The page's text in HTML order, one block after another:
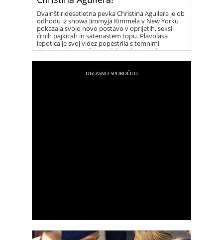
Dvainštiridesetletna pevka Christina Aguilera je ob
odhodu iz showa Jimmyja Kimmela v New Yorku
pokazala svojo novo postavo v oprijetih, seksi
črnih pajkicah in satenastem topu. Plavolasa
lepotica je svoj videz popestrila s temnimi
dizajnerskimi sončnimi očali, srebrnimi uhani in
se je dolga leta borila z odvečnimi kilogrami.